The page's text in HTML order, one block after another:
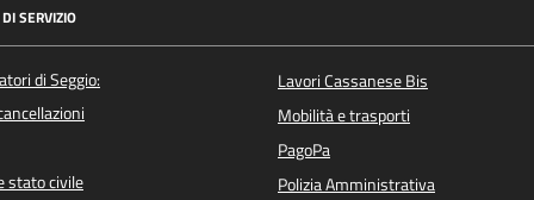
SERVIZIO
di Seggio:
stato civile
Lavori Cassanese Bis
Mobilità e trasporti
PagoPa
Polizia Amministrativa